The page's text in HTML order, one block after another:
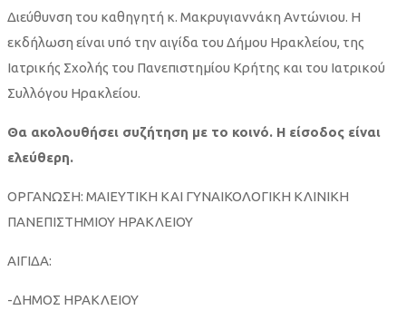
Διεύθυνση του καθηγητή κ. Μακρυγιαννάκη Αντώνιου. Η
εκδήλωση είναι υπό την αιγίδα του Δήμου Ηρακλείου, της
Ιατρικής Σχολής του Πανεπιστημίου Κρήτης και του Ιατρικού
Συλλόγου Ηρακλείου.
Θα ακολουθήσει συζήτηση με το κοινό. Η είσοδος είναι
ελεύθερη.
ΟΡΓΑΝΩΣΗ: ΜΑΙΕΥΤΙΚΗ ΚΑΙ ΓΥΝΑΙΚΟΛΟΓΙΚΗ ΚΛΙΝΙΚΗ
ΠΑΝΕΠΙΣΤΗΜΙΟΥ ΗΡΑΚΛΕΙΟΥ
ΑΙΓΙΔΑ:
-ΔΗΜΟΣ ΗΡΑΚΛΕΙΟΥ